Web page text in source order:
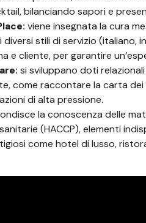
bilanciando sapori e
viene insegnata la cura
stili di servizio (italiano,
e cliente, per garantire
si sviluppano doti
come raccontare la carta
di alta pressione.
la conoscenza delle
(HACCP), elementi
come hotel di lusso,